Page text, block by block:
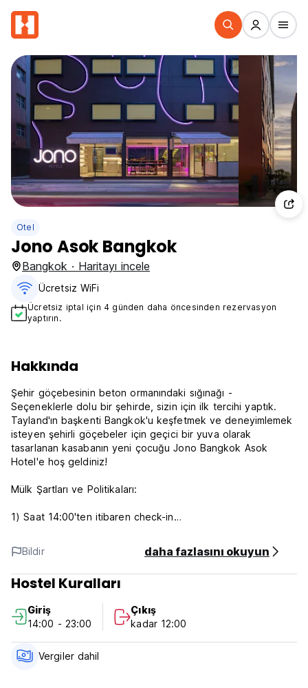
Otel
Jono Asok Bangkok
Bangkok · Haritayı incele
Ücretsiz WiFi
Ücretsiz iptal için 4 günden daha öncesinden rezervasyon
yaptırın.
Hakkında
Şehir göçebesinin beton ormanındaki sığınağı -
Seçeneklerle dolu bir şehirde, sizin için ilk tercihi yaptık.
Tayland'ın başkenti Bangkok'u keşfetmek ve deneyimlemek
isteyen şehirli göçebeler için geçici bir yuva olarak
tasarlanan kasabanın yeni çocuğu Jono Bangkok Asok
Hotel'e hoş geldiniz!
Mülk Şartları ve Politikaları:
1) Saat 14:00'ten itibaren check-in
3) Resepsiyonun çalışma saatleri: 24 saat
4) Varışta Ödeme: Nakit ve kredi kartı
5) İptal veya değişiklik varıştan 3 gün önce yapılmalıdır.
6) Odada sigara içilmez, ancak sigara içme alanı vardır.
Bildir daha fazlasını okuyun
Hostel Kuralları
Giriş
14:00 - 23:00
Çıkış
kadar 12:00
Vergiler dahil